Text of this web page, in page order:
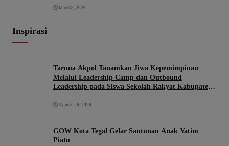
Maret 8, 2026
Inspirasi
Taruna Akpol Tanamkan Jiwa Kepemimpinan
Melalui Leadership Camp dan Outbound
Leadership pada Siswa Sekolah Rakyat Kabupaten
Agustus 6, 2026
GOW Kota Tegal Gelar Santunan Anak Yatim
Piatu